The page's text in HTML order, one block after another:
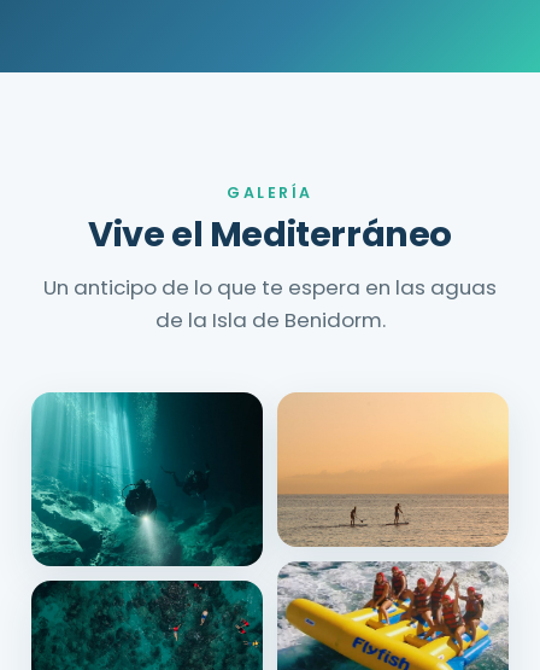
GALERÍA
Vive el Mediterráneo
Un anticipo de lo que te espera en las aguas
de la Isla de Benidorm.